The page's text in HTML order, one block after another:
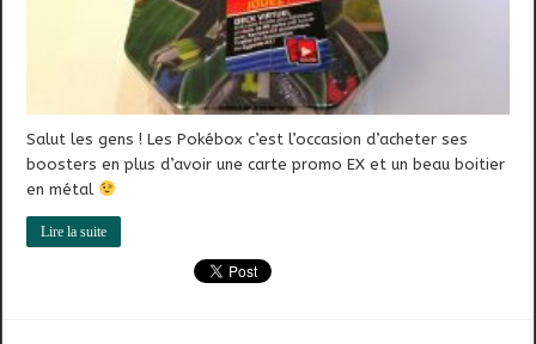
Salut les gens ! Les Pokébox c’est l’occasion d’acheter ses
boosters en plus d’avoir une carte promo EX et un beau boitier
en métal
Lire la suite